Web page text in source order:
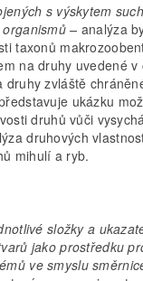
s výskytem
– analýza
taxonů
na druhy uvedené v
druhy zvláště
ukázku
druhů vůči
druhových
mihulí a ryb.
složky a
jako prostředku
ve smyslu